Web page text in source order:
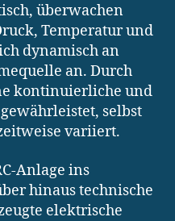
überwachen
Temperatur und
dynamisch an
an. Durch
kontinuierliche und
selbst
variiert.
Anlage ins
hinaus technische
elektrische